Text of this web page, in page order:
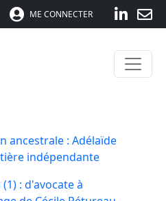
ME CONNECTER
ancestrale : Adélaïde
indépendante
: d'avocate à